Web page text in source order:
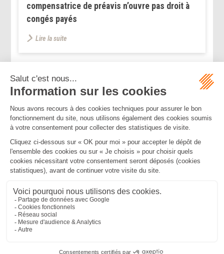
compensatrice de préavis n’ouvre pas droit à
congés payés
Lire la suite
<< < ... 155
>>
Mentions légalesPolitique de confidentialitéPolitique de cookies
Plan du site
MBA ET ASSOCIÉS
235 Rue Helene Boucher, 34170 CASTELNAU LE LEZ
Bureau secondaire à Cannes